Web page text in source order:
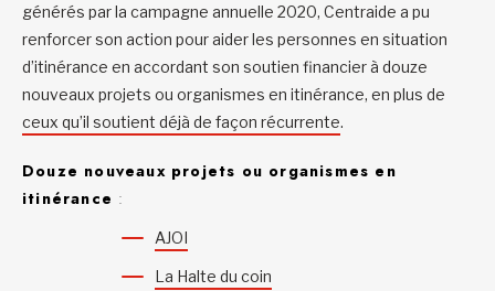
générés par la campagne annuelle 2020, Centraide a pu
renforcer son action pour aider les personnes en situation
d’itinérance en accordant son soutien financier à douze
nouveaux projets ou organismes en itinérance, en plus de
ceux qu’il soutient déjà de façon récurrente.
Douze nouveaux projets ou organismes en
itinérance :
AJOI
La Halte du coin